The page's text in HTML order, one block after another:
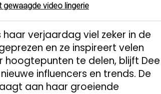
gewaagde video lingerie
verjaardag viel zeker in de
en ze inspireert velen
te delen, blijft Dee
influencers en trends. De
aan haar groeiende